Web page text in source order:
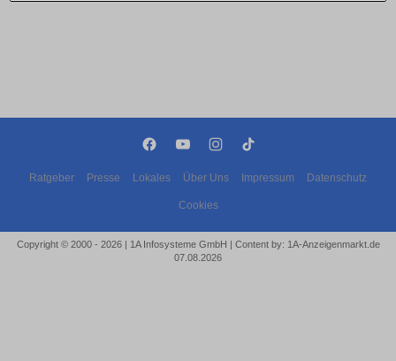
Ratgeber Presse Lokales Über Uns Impressum Datenschutz
Cookies
Copyright © 2000 - 2026 | 1A Infosysteme GmbH | Content by: 1A-Anzeigenmarkt.de
07.08.2026